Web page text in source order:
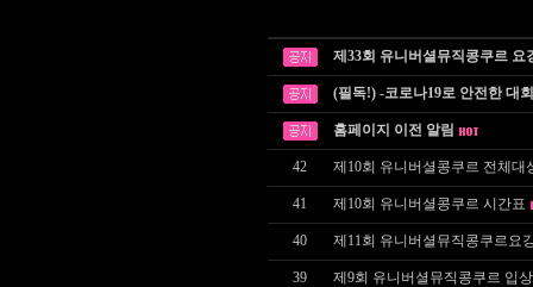
제33회 유니버셜뮤직콩쿠르 요
(필독!) -코로나19로 안전한 대
홈페이지 이전 알림
42 제10회 유니버셜콩쿠르 전체대
41 제10회 유니버셜콩쿠르 시간표
40 제11회 유니버셜뮤직콩쿠르요
39 제9회 유니버셜뮤직콩쿠르 입